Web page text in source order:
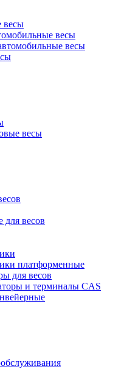
весы
весы
весы
весы
весов
платформенные
для весов
и терминалы CAS